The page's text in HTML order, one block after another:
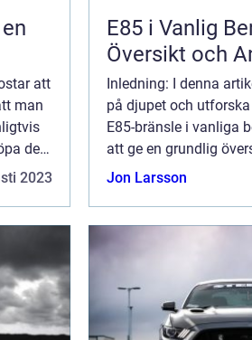
att
man
den.
2023
E85 i Vanlig
Översikt och
Inledning: I denna
på djupet och
E85-bränsle i vanliga
att ge en grundlig
bränsle, presentera
Jon Larsson